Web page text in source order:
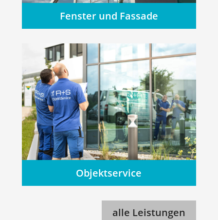
Fenster und Fassade
Objektservice
alle Leistungen